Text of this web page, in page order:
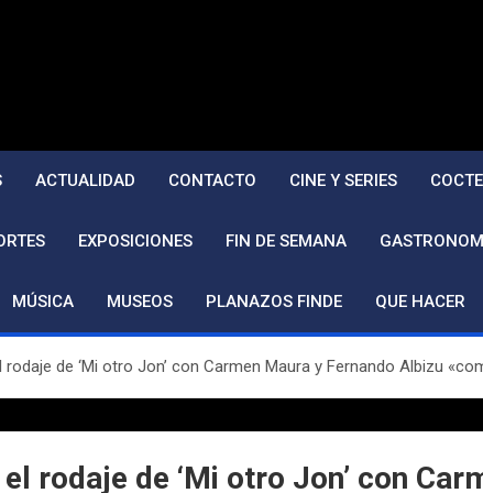
ACTUALIDAD CONTACTO CINE Y SERIES
EXPOSICIONES FIN DE SEMANA
MÚSICA MUSEOS PLANAZOS FINDE QUE HACER
de ‘Mi otro Jon’ con Carmen Maura y Fernando Albizu
rodaje de ‘Mi otro Jon’ con